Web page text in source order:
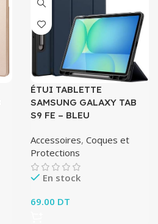
ÉTUI TABLETTE
SAMSUNG GALAXY TAB
S9 FE – BLEU
Accessoires, Coques et
Protections
En stock
69.00 DT